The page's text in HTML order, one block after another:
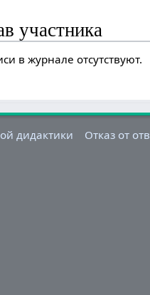
участника
в журнале отсутствуют.
дидактики Отказ от